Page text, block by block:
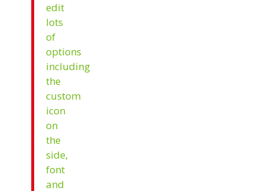
edit
lots
of
options
including
the
custom
icon
on
the
side,
font
and